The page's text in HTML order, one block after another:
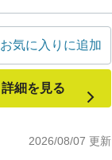
2026/08/07 更新
お気に入りに追加
詳細を見る